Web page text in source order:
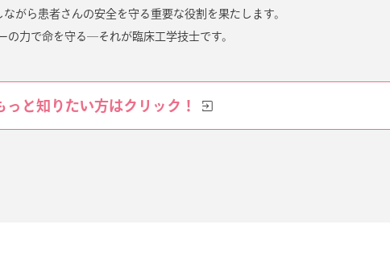
がら患者さんの安全を守る重要な役割を果たします。
の力で命を守る―それが臨床工学技士です。
と知りたい方はクリック！